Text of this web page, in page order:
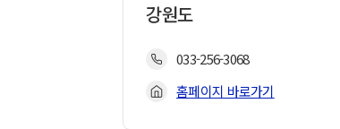
강원도
033-256-3068
홈페이지 바로가기